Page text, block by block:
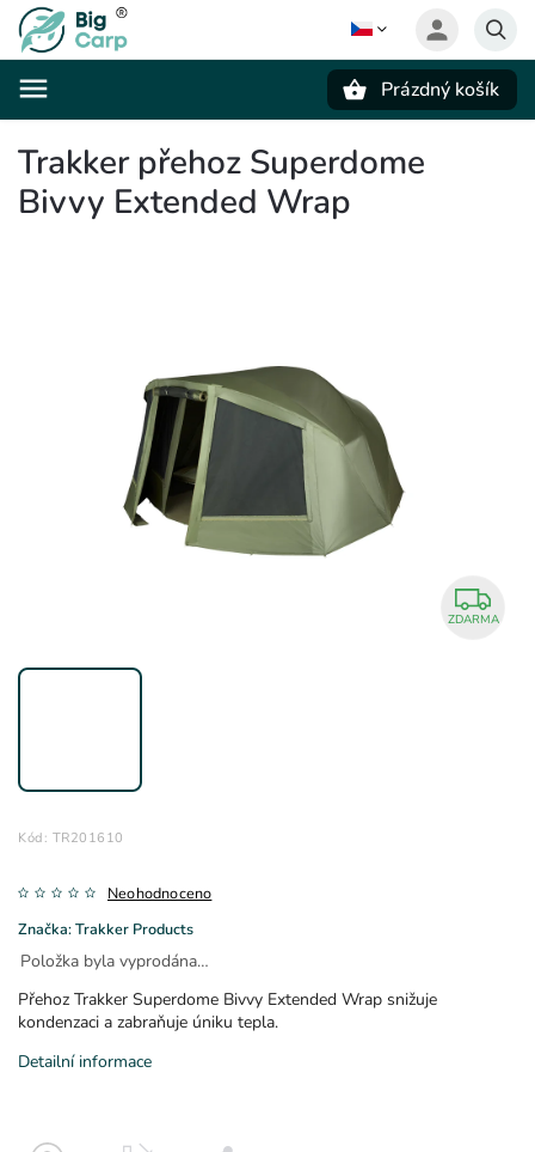
Prázdný košík
Trakker přehoz Superdome
Bivvy Extended Wrap
ZDARMA
Kód: TR201610
Neohodnoceno
Značka:Trakker Products
Položka byla vyprodána…
Přehoz Trakker Superdome Bivvy Extended Wrap snižuje
kondenzaci a zabraňuje úniku tepla.
Detailní informace